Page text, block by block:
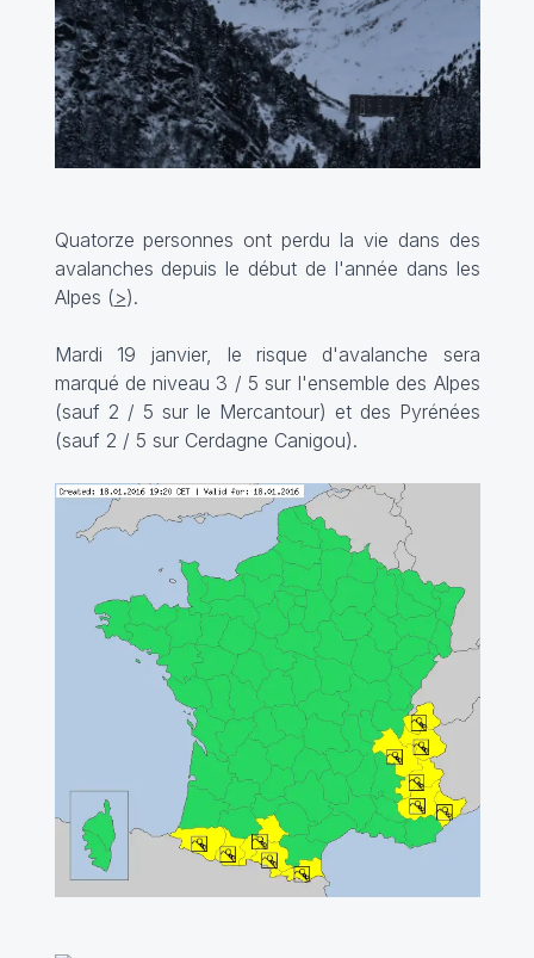
Quatorze personnes ont perdu la vie dans des
avalanches depuis le début de l'année dans les
Alpes (>).
Mardi 19 janvier, le risque d'avalanche sera
marqué de niveau 3 / 5 sur l'ensemble des Alpes
(sauf 2 / 5 sur le Mercantour) et des Pyrénées
(sauf 2 / 5 sur Cerdagne Canigou).